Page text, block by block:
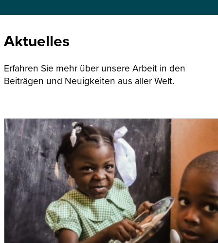
Aktuelles
Erfahren Sie mehr über unsere Arbeit in den
Beiträgen und Neuigkeiten aus aller Welt.